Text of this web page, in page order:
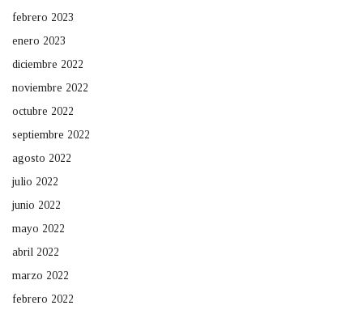
febrero 2023
enero 2023
diciembre 2022
noviembre 2022
octubre 2022
septiembre 2022
agosto 2022
julio 2022
junio 2022
mayo 2022
abril 2022
marzo 2022
febrero 2022